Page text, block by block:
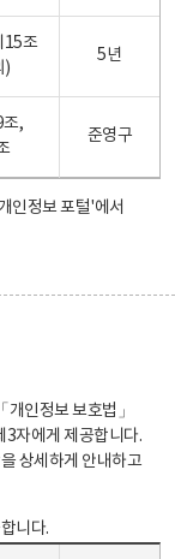
15조
)
5년
조,
준영구
인정보 포털'에서
인정보 보호법」
3자에게 제공합니다.
상세하게 안내하고
니다.